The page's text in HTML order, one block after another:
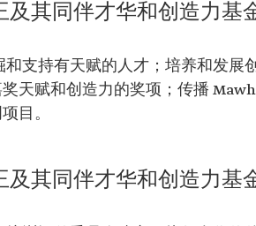
及其同伴才华和创造力基
支持有天赋的人才；培养和发展
天赋和创造力的奖项；传播
目。
及其同伴才华和创造力基